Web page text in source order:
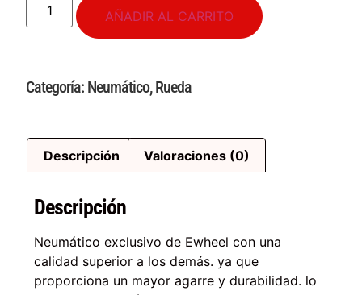
AÑADIR AL CARRITO
Categoría: Neumático,Rueda
Descripción Valoraciones (0)
Descripción
Neumático exclusivo de Ewheel con una
calidad superior a los demás. ya que
proporciona un mayor agarre y durabilidad. lo